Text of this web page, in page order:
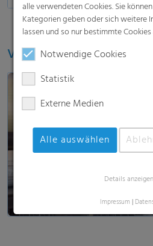
Video ansehen
Video laden &
alle verwendeten Cookies. Sie
Kategorien geben oder sich weitere
lassen und so nur bestimmte
Notwendige Cookies
Statistik
Externe Medien
Alle auswählen
Details anzeigen
Impressum |